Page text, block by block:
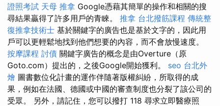
證照考試 天母 推拿 Google憑藉其簡單的操作和相關的搜
尋結果贏得了許多用戶的青睞。 推拿 台北撥筋課程 傳統整
復推拿技術士 基於關鍵字的廣告也是基於文字的，因此用
戶可以更輕鬆地找到他們想要的內容，而不會放慢速度。
按摩課程 討債 關鍵字廣告的概念是由Overture（原
Goto.com）提出的，之後Google開始獲利。 seo 台北外
燴 圖書數位化計畫的運作伴隨著版權糾紛，所取得的成
果，例如在法國、德國或中國的審查制度也分裂了該公司的
受眾。 另外，請記住，您可以撥打 118 尋求立即醫療照